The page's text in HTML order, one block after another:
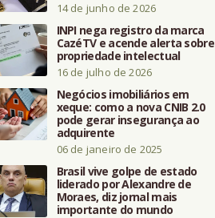
14 de junho de 2026
INPI nega registro da marca
CazéTV e acende alerta sobre
propriedade intelectual
16 de julho de 2026
Negócios imobiliários em
xeque: como a nova CNIB 2.0
pode gerar insegurança ao
adquirente
06 de janeiro de 2025
Brasil vive golpe de estado
liderado por Alexandre de
Moraes, diz jornal mais
importante do mundo